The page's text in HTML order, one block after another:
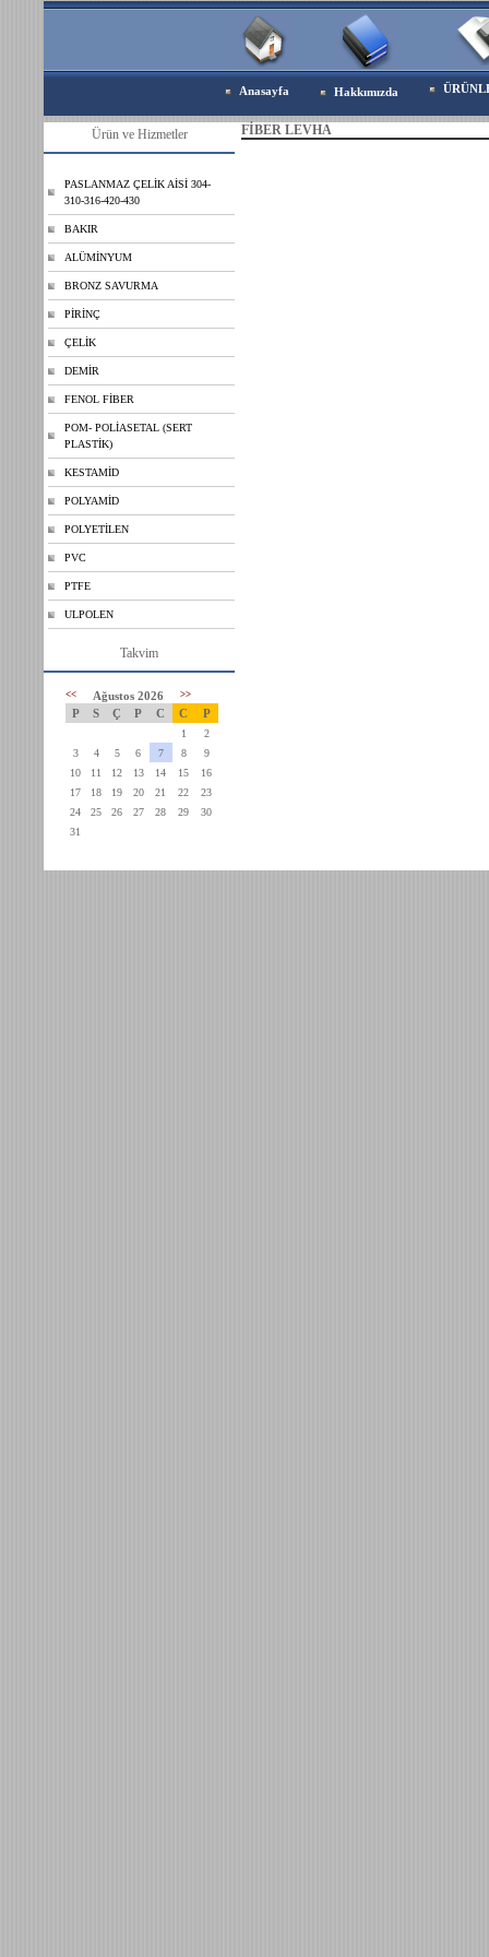
Anasayfa Hakkımızda
Ürün ve Hizmetler
PASLANMAZ ÇELİK AİSİ 304-
310-316-420-430
BAKIR
ALÜMİNYUM
BRONZ SAVURMA
PİRİNÇ
ÇELİK
DEMİR
FENOL FİBER
POM- POLİASETAL (SERT
PLASTİK)
KESTAMİD
POLYAMİD
POLYETİLEN
PVC
PTFE
ULPOLEN
Takvim
<< Ağustos 2026 >>
P S Ç P C C P
1
2
3
4 5 6 7 8
9
10
11 12 13 14 15
16
17
18 19 20 21 22
23
24
25 26 27 28 29
30
31
FİBER LEVHA